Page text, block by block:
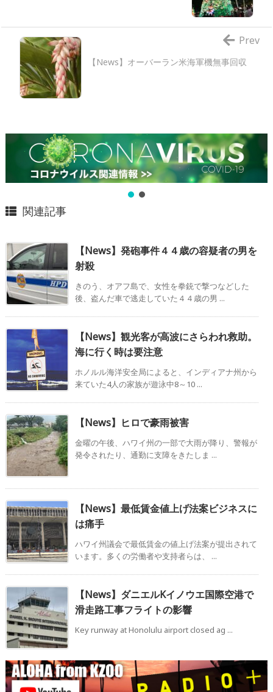
【News】オーバーラン米海軍機無事回収
Prev
関連記事
【News】発砲事件４４歳の容疑者の男を
射殺
きのう、オアフ島で、女性を拳銃で撃つなどした
後、盗んだ車で逃走していた４４歳の男 ...
【News】観光客が高波にさらわれ救助。
海に行く時は要注意
ホノルル海洋安全局によると、インディアナ州から
来ていた4人の家族が遊泳中8～10 ...
【News】ヒロで豪雨被害
金曜の午後、ハワイ州の一部で大雨が降り、警報が
発令されたり、通勤に支障をきたしま ...
【News】最低賃金値上げ法案ビジネスに
は痛手
ハワイ州議会で最低賃金の値上げ法案が提出されて
います。多くの労働者や支持者らは、 ...
【News】ダニエルKイノウエ国際空港で
滑走路工事フライトの影響
Key runway at Honolulu airport closed ag ...